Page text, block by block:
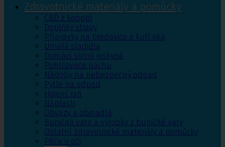
Zdravotnické materiály a pomůcky
CBD z konopí
Doplňky stravy
Přípravky na bradavice a kuří oka
Umělá sladidla
Domácí solné jeskyně
Pohlcovače pachu
Nádoby na nebezpečný odpad
Pytle na odpad
Hojení ran
Náplasti
Obvazy a obinadla
Buničitá vata a výrobky z buničité vaty
Ostatní zdravotnické materiály a pomůcky
Péče o oči